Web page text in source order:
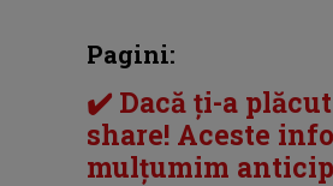
Pagini:
✔️ Dacă ți-a
share! Aceste
mulțumim